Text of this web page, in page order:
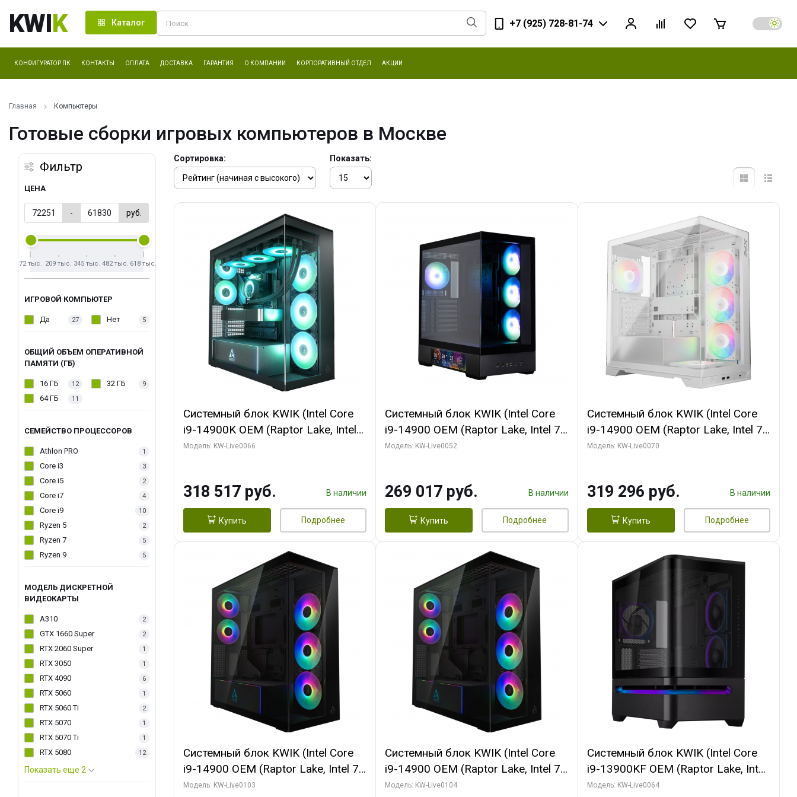
KWIK Каталог +7 (925) 728-81-74
КОНФИГУРАТОР ПК КОНТАКТЫ ОПЛАТА ДОСТАВКА ГАРАНТИЯ О КОМПАНИИ КОРПОРАТИВНЫЙ ОТДЕЛ АКЦИИ
Главная Компьютеры
Готовые сборки игровых компьютеров в Москве
Фильтр
ЦЕНА
- руб.
72 тыс. 209 тыс. 345 тыс. 482 тыс. 618 тыс.
ИГРОВОЙ КОМПЬЮТЕР
Да 27 Нет 5
ОБЩИЙ ОБЪЕМ ОПЕРАТИВНОЙ
ПАМЯТИ (ГБ)
16 ГБ 12 32 ГБ 9
64 ГБ 11
СЕМЕЙСТВО ПРОЦЕССОРОВ
Athlon PRO 1
Core i3 3
Core i5 2
Core i7 4
Core i9 10
Ryzen 5 2
Ryzen 7 5
Ryzen 9 5
МОДЕЛЬ ДИСКРЕТНОЙ
ВИДЕОКАРТЫ
A310 2
GTX 1660 Super 2
RTX 2060 Super 1
RTX 3050 1
RTX 4090 6
RTX 5060 1
RTX 5060 Ti 2
RTX 5070 1
RTX 5070 Ti 1
RTX 5080 12
Показать еще 2
Сортировка: Показать:
Системный блок KWIK (Intel Core
i9-14900K OEM (Raptor Lake, Intel
7, C24 16EC/8PC/ 64 ГБ ОЗУ (2
GDDR7 256bit/ 1 ТБ SSD)
Модель: KW-Live0066
318 517 руб. В наличии
Купить Подробнее
Системный блок KWIK (Intel Core
i9-14900 OEM (Raptor Lake, Intel 7,
C24 16EC/8PC// 64 ГБ ОЗУ (2
256bit 3xDP HD/ 512 ГБ SSD)
Модель: KW-Live0052
269 017 руб. В наличии
Купить Подробнее
Системный блок KWIK (Intel Core
i9-14900 OEM (Raptor Lake, Intel 7,
C24 16EC/8PC// 64 ГБ ОЗУ (2
GDDR7 256bit/ 960 ГБ SSD)
Модель: KW-Live0070
319 296 руб. В наличии
Купить Подробнее
Системный блок KWIK (Intel Core
i9-14900 OEM (Raptor Lake, Intel 7,
C24 16EC/8PC// 64 ГБ ОЗУ (2
Модель: KW-Live0103
Системный блок KWIK (Intel Core
i9-14900 OEM (Raptor Lake, Intel 7,
C24 16EC/8PC// 64 ГБ ОЗУ (2
Модель: KW-Live0104
Системный блок KWIK (Intel Core
i9-13900KF OEM (Raptor Lake, Intel
7, C24 16EC/8P/ 64 ГБ ОЗУ (2
Модель: KW-Live0064